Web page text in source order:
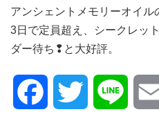
アンシェントメモリーオイ
3日で定員超え、シークレッ
ダー待ち❢と大好評。
FacebookTwitter Line